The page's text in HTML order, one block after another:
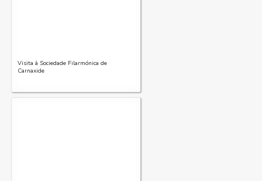
Visita à Sociedade Filarmónica de
Carnaxide